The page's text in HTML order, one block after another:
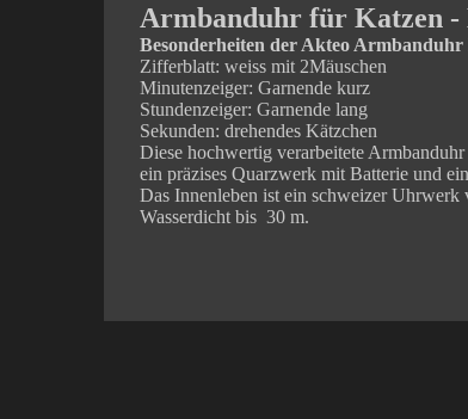
Armbanduhr für Katzen -
Besonderheiten der Akteo Armbanduhr
Zifferblatt: weiss mit 2Mäuschen
Minutenzeiger: Garnende kurz
Stundenzeiger: Garnende lang
Sekunden: drehendes Kätzchen
Diese hochwertig verarbeitete
ein präzises Quarzwerk mit Batterie und
Das Innenleben ist ein schweizer Uhrwerk
Wasserdicht bis 30 m.